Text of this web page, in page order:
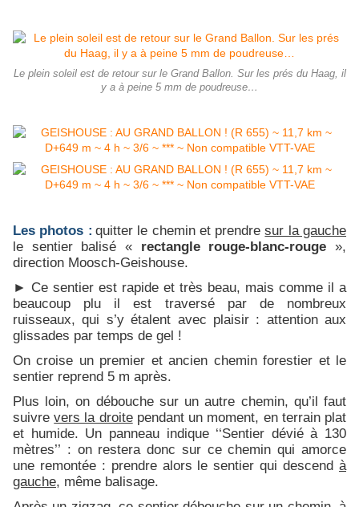
Le plein soleil est de retour sur le Grand Ballon. Sur les prés du Haag, il
y a à peine 5 mm de poudreuse…
Les photos : quitter le chemin et prendresur la gauche
le sentier balisé « rectangle rouge-blanc-rouge »,
direction Moosch-Geishouse.
► Ce sentier est rapide et très beau, mais comme il a
beaucoup plu il est traversé par de nombreux
ruisseaux, qui s’y étalent avec plaisir : attention aux
glissades par temps de gel !
On croise un premier et ancien chemin forestier et le
sentier reprend 5 m après.
Plus loin, on débouche sur un autre chemin, qu’il faut
suivrevers la droitependant un moment, en terrain plat
et humide. Un panneau indique ‘‘Sentier dévié à 130
mètres’’ : on restera donc sur ce chemin qui amorce
une remontée : prendre alors le sentier qui descend à
gauche, même balisage.